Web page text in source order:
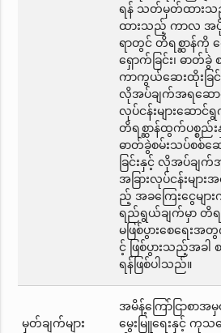
ရန် သတ်မှတ်ထား
ထားသည့် ကာလ အပို
ရာတွင် တိရစ္ဆာန်ကို ကျွ
ရှောက်ခြင်း၊ ဓာတ်ခွဲ
ကာကွယ်ဆေးထိုးခြင်
လိုအပ်ချက်အရဆော
လုပ်ငန်းများဆော
တိရစ္ဆာန်ထွက်ပစ္စည်း
ဓာတ်ခွဲစမ်းသပ်စစ်ဆ
ခြင်းနှင့် လိုအပ်ချ
အခြားလုပ်ငန်းမ
ည့် အခကြေးငွေမျာ
ရည်ရွယ်ချက်မှာ တိရစ္ဆ
မဖြစ်ပွားစေရေ
င့် ဖြစ်ပွားသည့်အခါ
ရန်ဖြစ်ပါသည်။
မှတ်ချက်များ
အမိန့်ကြော်ငြာစာ
မွေးမြူရေးနှင့် ကုသရ